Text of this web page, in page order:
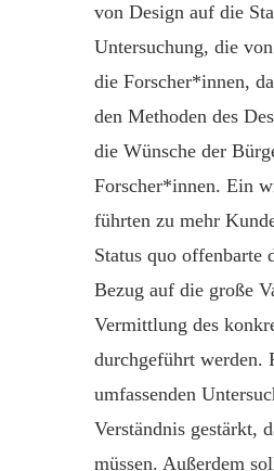
von Design auf die
Untersuchung, die
die Forscher*innen,
den Methoden des
die Wünsche der
Forscher*innen. Ein
führten zu mehr
Status quo offenbarte
Bezug auf die große
Vermittlung des
durchgeführt werden.
umfassenden
Verständnis gestärkt,
müssen. Außerdem